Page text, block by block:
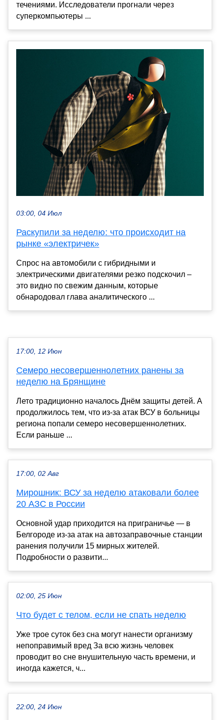
течениями. Исследователи прогнали через
суперкомпьютеры ...
03:00, 04 Июл
Раскупили за неделю: что происходит на
рынке «электричек»
Спрос на автомобили с гибридными и
электрическими двигателями резко подскочил –
это видно по свежим данным, которые
обнародовал глава аналитического ...
17:00, 12 Июн
Семеро несовершеннолетних ранены за
неделю на Брянщине
Лето традиционно началось Днём защиты детей. А
продолжилось тем, что из-за атак ВСУ в больницы
региона попали семеро несовершеннолетних.
Если раньше ...
17:00, 02 Авг
Мирошник: ВСУ за неделю атаковали более
20 АЗС в России
Основной удар приходится на приграничье — в
Белгороде из-за атак на автозаправочные станции
ранения получили 15 мирных жителей.
Подробности о развити...
02:00, 25 Июн
Что будет с телом, если не спать неделю
Уже трое суток без сна могут нанести организму
непоправимый вред За всю жизнь человек
проводит во сне внушительную часть времени, и
иногда кажется, ч...
22:00, 24 Июн